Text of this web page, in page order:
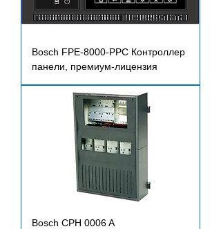
Bosch FPE-8000-PPC Контроллер
панели, премиум-лицензия
Bosch CPH 0006 A